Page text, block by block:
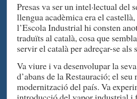
Presas va ser un intel·lectual del
llengua acadèmica era el
l’Escola Industrial hi consten
traduïts al català, cosa que
servir el català per adreçar-se als
Va viure i va desenvolupar la
d’abans de la Restauració; el
modernització del país. Va